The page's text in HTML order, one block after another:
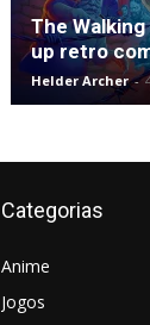
The Walking
up retro
Helder Archer -
Categorias
Anime
Jogos